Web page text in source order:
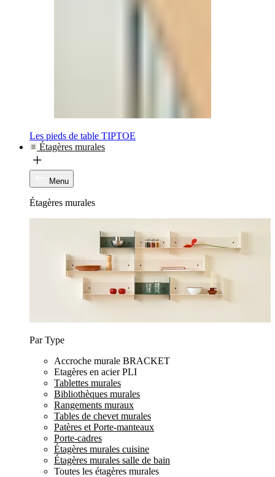
Les pieds de table TIPTOE
Étagères murales
Menu
Étagères murales
Par Type
Accroche murale BRACKET
Etagères en acier PLI
Tablettes murales
Bibliothèques murales
Rangements muraux
Tables de chevet murales
Patères et Porte-manteaux
Porte-cadres
Étagères murales cuisine
Étagères murales salle de bain
Toutes les étagères murales